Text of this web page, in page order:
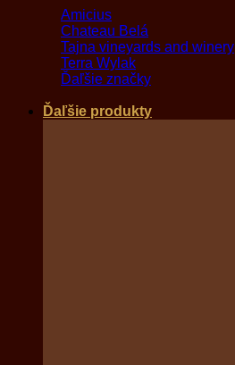
Amicius
Chateau Belá
Tajna vineyards and winery
Terra Wylak
Ďaľšie značky
Ďaľšie produkty